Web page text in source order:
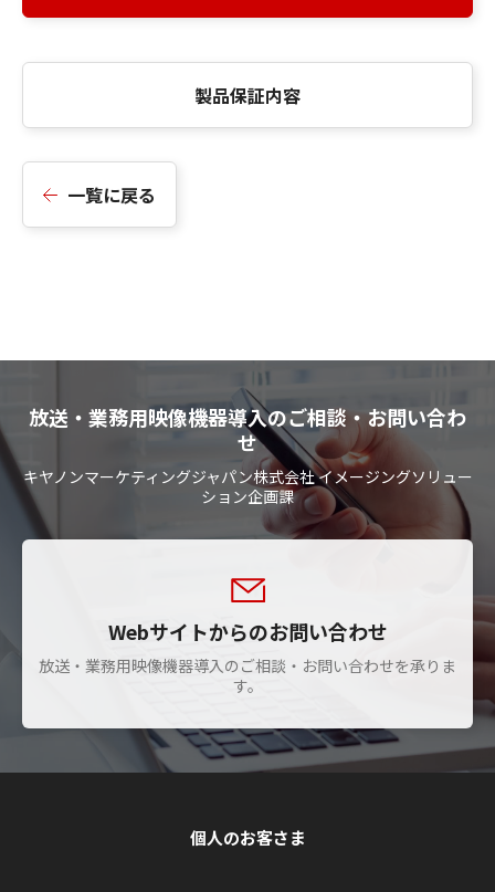
製品保証内容
一覧に戻る
放送・業務用映像機器導入のご相談・お問い合わ
せ
キヤノンマーケティングジャパン株式会社 イメージングソリュー
ション企画課
Webサイトからのお問い合わせ
放送・業務用映像機器導入のご相談・お問い合わせを承りま
す。
個人のお客さま